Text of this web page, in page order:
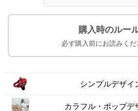
購入時のルー
必ず購入前にお読みくだ
シンプルデザイ
カラフル・ポップデ